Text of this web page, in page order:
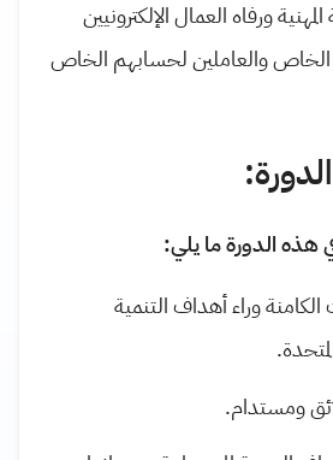
ورفاه العمال الإلكترونيين
الخاص والعاملين لحسابهم الخاص
هذه الدورة ما يلي:
الكامنة وراء أهداف التنمية
ومستدام.